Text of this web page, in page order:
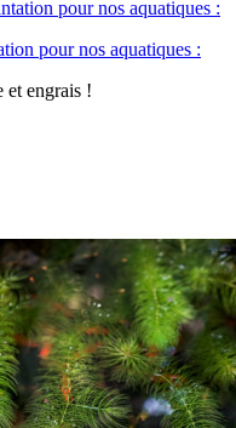
pour nos aquatiques :
et engrais !